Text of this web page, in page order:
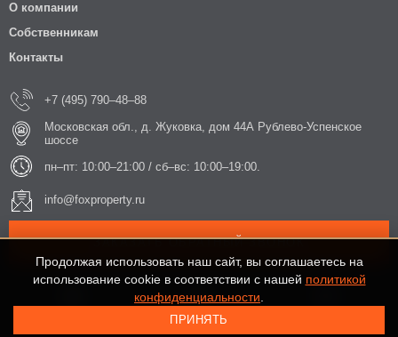
О компании
Собственникам
Контакты
+7 (495) 790–48–88
Московская обл., д. Жуковка, дом 44А Рублево-Успенское
шоссе
пн–пт: 10:00–21:00 / сб–вс: 10:00–19:00.
info@foxproperty.ru
ЗАКАЗАТЬ ОБРАТНЫЙ ЗВОНОК
Продолжая использовать наш сайт, вы соглашаетесь на
использование cookie в соответствии с нашей политикой
конфиденциальности
ПРИНЯТЬ